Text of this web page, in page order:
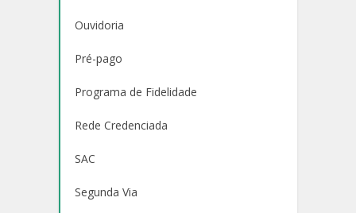
Ouvidoria
Pré-pago
Programa de Fidelidade
Rede Credenciada
SAC
Segunda Via